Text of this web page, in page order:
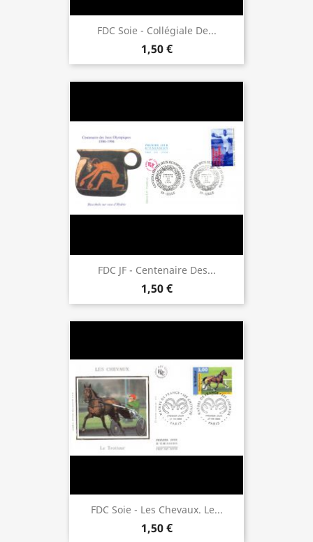
FDC Soie - Collégiale De...
1,50 €
FDC JF - Centenaire Des...
1,50 €
FDC Soie - Les Chevaux. Le...
1,50 €